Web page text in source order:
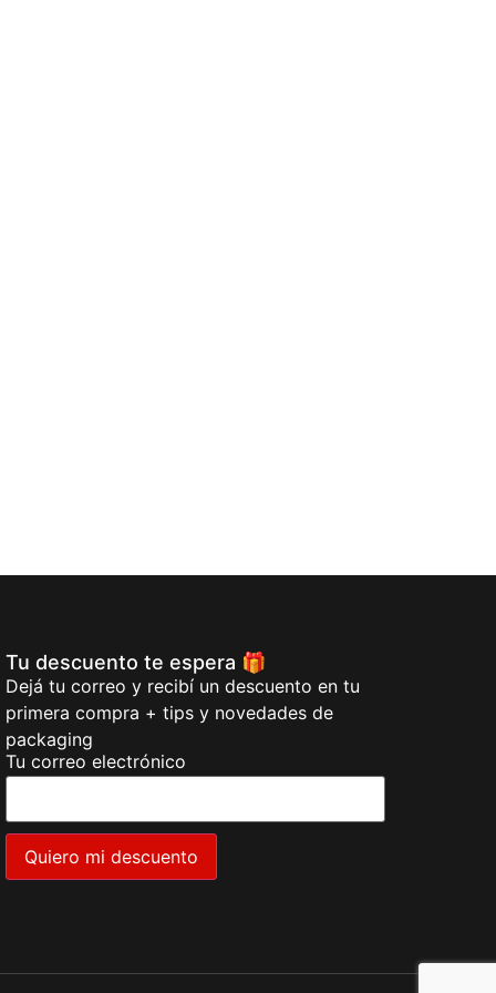
Tu descuento te espera 🎁
Dejá tu correo y recibí un descuento en tu
primera compra + tips y novedades de
packaging
Tu correo electrónico